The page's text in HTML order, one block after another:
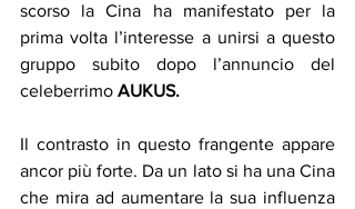
scorso la Cina ha manifestato per la
prima volta l’interesse a unirsi a questo
gruppo subito dopo l’annuncio del
celeberrimo AUKUS.
Il contrasto in questo frangente appare
ancor più forte. Da un lato si ha una Cina
che mira ad aumentare la sua influenza